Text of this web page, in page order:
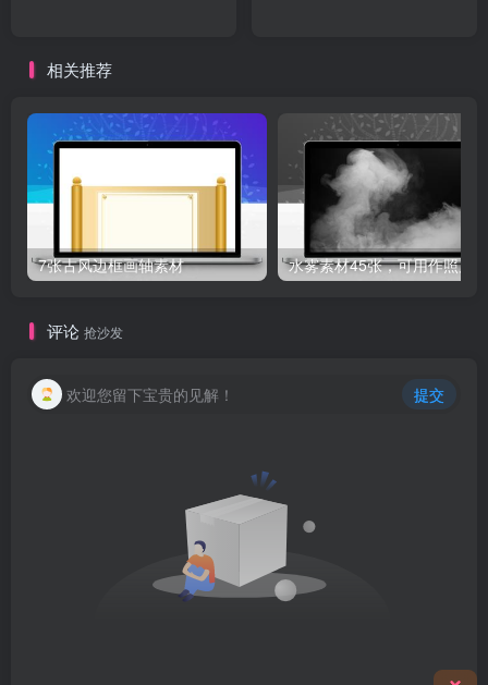
相关推荐
7张古风边框画轴素材
评论 抢沙发
欢迎您留下宝贵的见解！ 提交